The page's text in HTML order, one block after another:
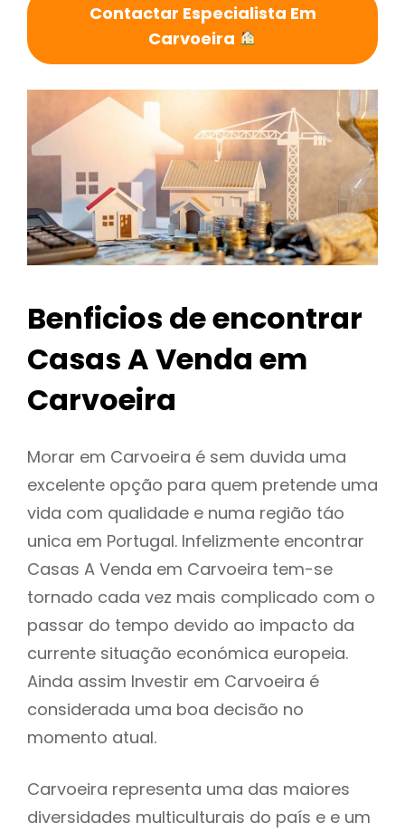
Contactar Especialista Em
Carvoeira
Benficios de encontrar
Casas A Venda em
Carvoeira
Morar em Carvoeira é sem duvida uma
excelente opção para quem pretende uma
vida com qualidade e numa região táo
unica em Portugal. Infelizmente encontrar
Casas A Venda em Carvoeira tem-se
tornado cada vez mais complicado com o
passar do tempo devido ao impacto da
currente situação económica europeia.
Ainda assim Investir em Carvoeira é
considerada uma boa decisão no
momento atual.
Carvoeira representa uma das maiores
diversidades multiculturais do país e e um